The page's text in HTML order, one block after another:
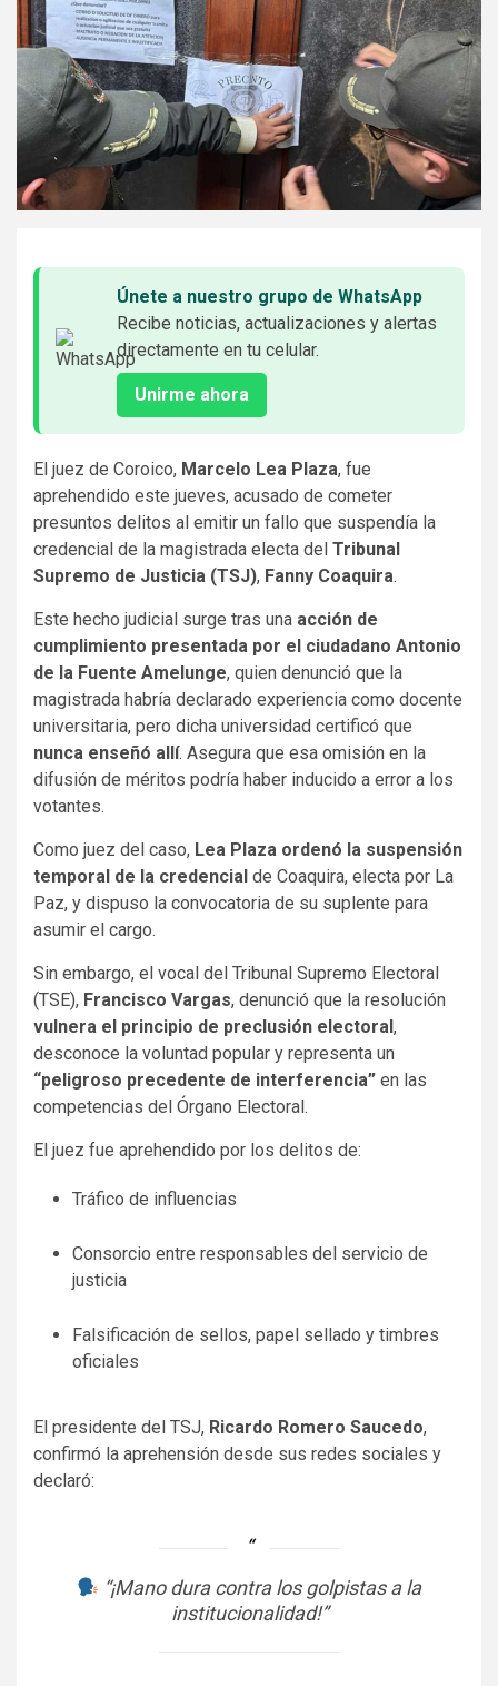
Únete a nuestro grupo de WhatsApp
Recibe noticias, actualizaciones y alertas
directamente en tu celular.
Unirme ahora
El juez de Coroico, Marcelo Lea Plaza, fue
aprehendido este jueves, acusado de cometer
presuntos delitos al emitir un fallo que suspendía la
credencial de la magistrada electa del Tribunal
Supremo de Justicia (TSJ), Fanny Coaquira.
Este hecho judicial surge tras una acción de
cumplimiento presentada por el ciudadano Antonio
de la Fuente Amelunge, quien denunció que la
magistrada habría declarado experiencia como docente
universitaria, pero dicha universidad certificó que
nunca enseñó allí. Asegura que esa omisión en la
difusión de méritos podría haber inducido a error a los
votantes.
Como juez del caso, Lea Plaza ordenó la suspensión
temporal de la credencial de Coaquira, electa por La
Paz, y dispuso la convocatoria de su suplente para
asumir el cargo.
Sin embargo, el vocal del Tribunal Supremo Electoral
(TSE), Francisco Vargas, denunció que la resolución
vulnera el principio de preclusión electoral ,
desconoce la voluntad popular y representa un
“peligroso precedente de interferencia” en las
competencias del Órgano Electoral.
El juez fue aprehendido por los delitos de:
Tráfico de influencias
Consorcio entre responsables del servicio de
justicia
Falsificación de sellos, papel sellado y timbres
oficiales
El presidente del TSJ, Ricardo Romero Saucedo,
confirmó la aprehensión desde sus redes sociales y
declaró:
“¡Mano dura contra los golpistas a la
institucionalidad!”